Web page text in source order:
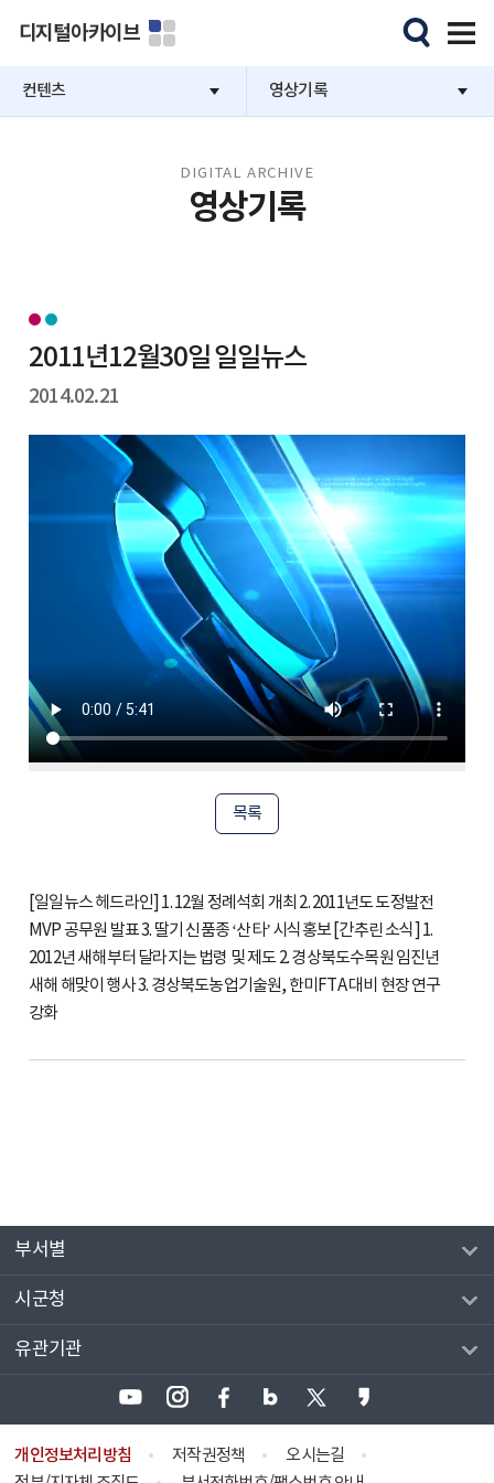
디지털아카이브
컨텐츠 영상기록
DIGITAL ARCHIVE
영상기록
2011년12월30일 일일뉴스
2014.02.21
목록
[일일뉴스 헤드라인] 1. 12월 정례석회 개최 2. 2011년도 도정발전
MVP 공무원 발표 3. 딸기 신품종 ‘산타’ 시식홍보 [간추린 소식] 1.
2012년 새해부터 달라지는 법령 및 제도 2. 경상북도수목원 임진년
새해 해맞이 행사 3. 경상북도농업기술원, 한미FTA 대비 현장 연구
강화
부서별
시군청
유관기관
개인정보처리방침 저작권정책
오시는길